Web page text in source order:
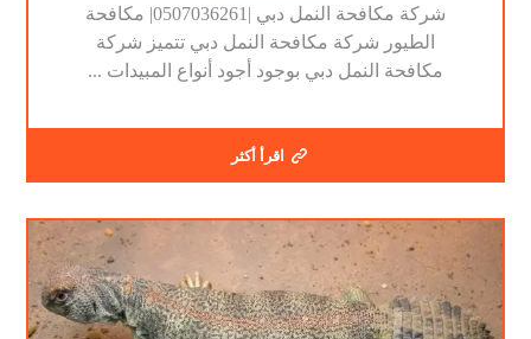
شركة مكافحة النمل دبي |0507036261| مكافحة
الطيور شركة مكافحة النمل دبي تتميز شركة
مكافحة النمل دبي بوجود أجود أنواع المبيدات ...
اقرأ أكثر